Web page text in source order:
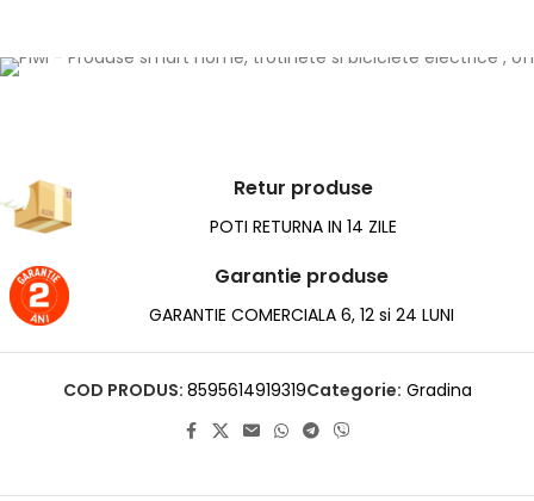
Retur produse
POTI RETURNA IN 14 ZILE
Garantie produse
GARANTIE COMERCIALA 6, 12 si 24 LUNI
COD PRODUS: 8595614919319Categorie: Gradina